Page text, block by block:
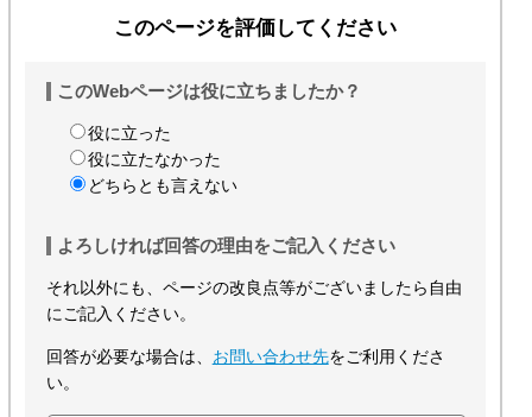
このページを評価してください
このWebページは役に立ちましたか？
役に立った
役に立たなかった
どちらとも言えない
よろしければ回答の理由をご記入ください
それ以外にも、ページの改良点等がございましたら自由
にご記入ください。
回答が必要な場合は、 お問い合わせ先をご利用くださ
い。